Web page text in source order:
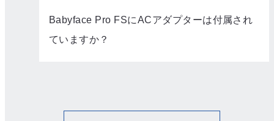
Babyface Pro FSにACアダプターは付属され
ていますか？